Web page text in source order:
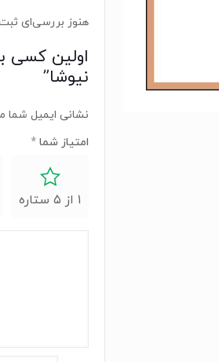
هنوز بررسی‌ای
اولین کسی
نیوشا”
نشانی ایمیل شما
امتیاز شما *
۱ از ۵ ستاره